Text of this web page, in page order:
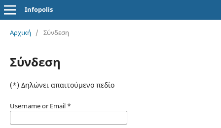
Infopolis
Αρχική / Σύνδεση
Σύνδεση
(*) Δηλώνει απαιτούμενο πεδίο
Username or Email *